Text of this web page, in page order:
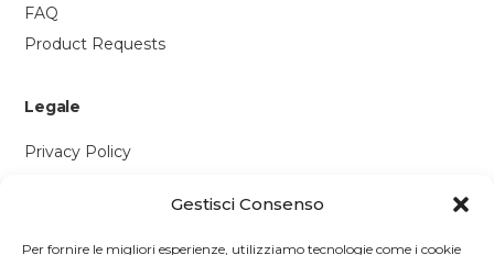
Gestisci Consenso
Per fornire le migliori esperienze, utilizziamo tecnologie come i cookie
FAQ
Product Requests
Legale
Privacy Policy
Contattaci